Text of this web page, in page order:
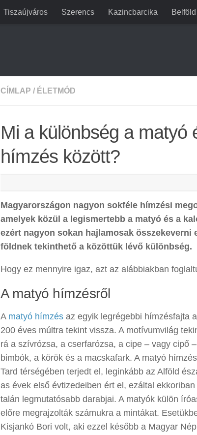
Tiszaújváros Szerencs Kazincbarcika Belföld
CÍMLAP / ÉLETMÓD
Mi a különbség a matyó
hímzés között?
Magyarországon nagyon sokféle hímzési
amelyek közül a legismertebb a matyó és a
ezért nagyon sokan hajlamosak összekeverni
földnek tekinthető a közöttük lévő különbség.
Hogy ez mennyire igaz, azt az alábbiakban
A matyó hímzésről
A matyó hímzés az egyik legrégebbi hímzésfajta
200 éves múltra tekint vissza. A motívumvilág
rá a szívrózsa, a cserfarózsa, a cipe – vagy cipő
bimbók, a körök és a macskafark. A matyó
Tard térségében terjedt el, leginkább az Alföld
as évek első évtizedeiben ért el, ezáltal
talán legmutatósabb darabjai. A matyók külön
előre megrajzolták számukra a mintákat.
Kisjankó Bori volt, aki ezzel később a Magyar